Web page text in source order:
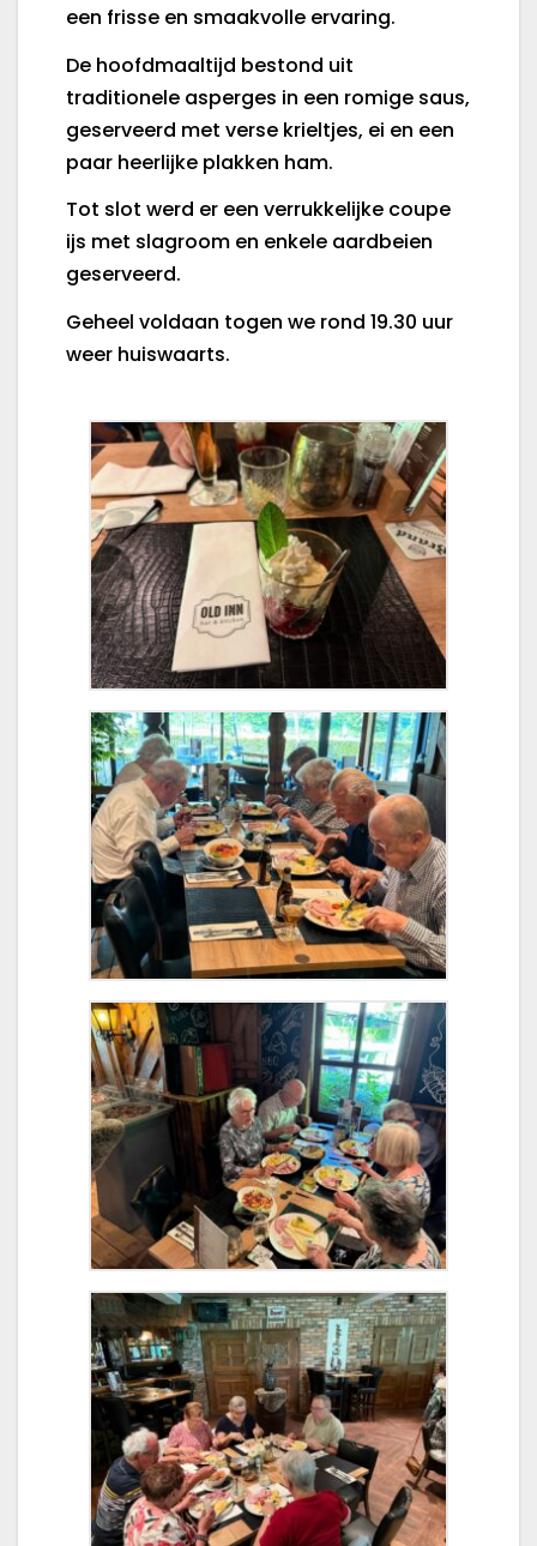
een frisse en smaakvolle ervaring.
De hoofdmaaltijd bestond uit
traditionele asperges in een romige saus,
geserveerd met verse krieltjes, ei en een
paar heerlijke plakken ham.
Tot slot werd er een verrukkelijke coupe
ijs met slagroom en enkele aardbeien
geserveerd.
Geheel voldaan togen we rond 19.30 uur
weer huiswaarts.